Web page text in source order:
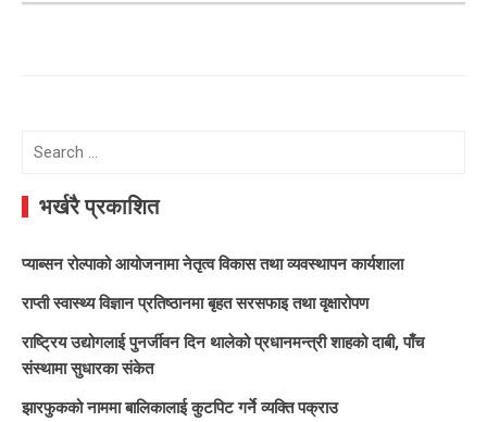
Search
भर्खरै प्रकाशित
प्याब्सन रोल्पाको आयोजनामा नेतृत्व विकास तथा व्यवस्थापन कार्यशाला
राप्ती स्वास्थ्य विज्ञान प्रतिष्ठानमा बृहत सरसफाइ तथा वृक्षारोपण
राष्ट्रिय उद्योगलाई पुनर्जीवन दिन थालेको प्रधानमन्त्री शाहको दाबी, पाँच
संस्थामा सुधारका संकेत
झारफुकको नाममा बालिकालाई कुटपिट गर्ने व्यक्ति पक्राउ